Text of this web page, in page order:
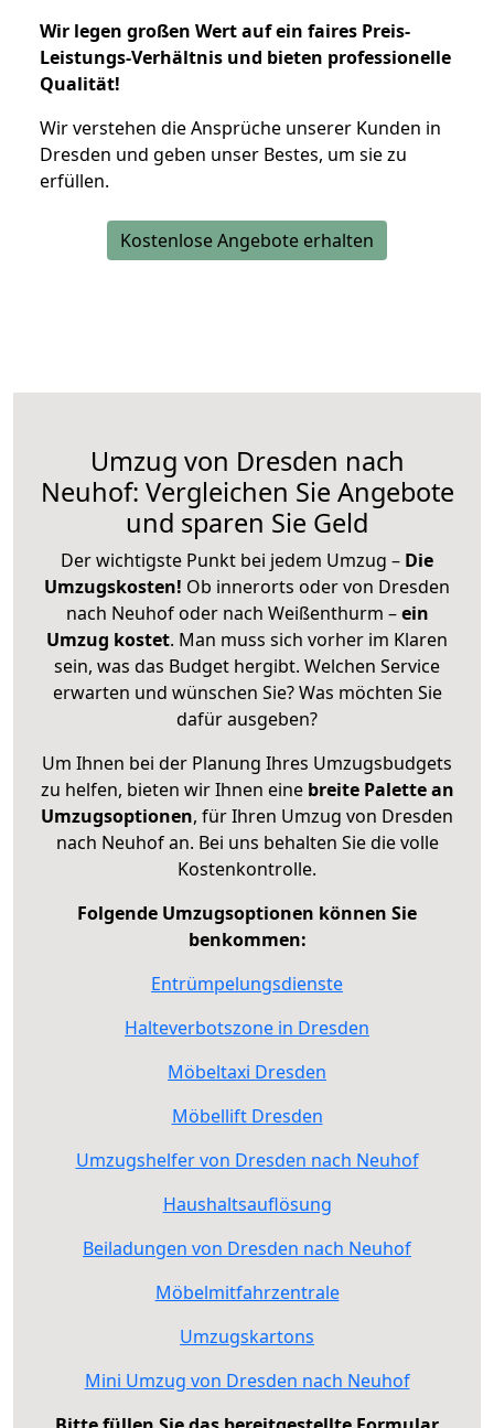
Wir legen großen Wert auf ein faires Preis-
Leistungs-Verhältnis und bieten professionelle
Qualität!
Wir verstehen die Ansprüche unserer Kunden in
Dresden und geben unser Bestes, um sie zu
erfüllen.
Kostenlose Angebote erhalten
Umzug von Dresden nach
Neuhof: Vergleichen Sie Angebote
und sparen Sie Geld
Der wichtigste Punkt bei jedem Umzug – Die
Umzugskosten! Ob innerorts oder von Dresden
nach Neuhof oder nach Weißenthurm –ein
Umzug kostet. Man muss sich vorher im Klaren
sein, was das Budget hergibt. Welchen Service
erwarten und wünschen Sie? Was möchten Sie
dafür ausgeben?
Um Ihnen bei der Planung Ihres Umzugsbudgets
zu helfen, bieten wir Ihnen eine breite Palette an
Umzugsoptionen, für Ihren Umzug von Dresden
nach Neuhof an. Bei uns behalten Sie die volle
Kostenkontrolle.
Folgende Umzugsoptionen können Sie
benkommen:
Entrümpelungsdienste
Halteverbotszone in Dresden
Möbeltaxi Dresden
Möbellift Dresden
Umzugshelfer von Dresden nach Neuhof
Haushaltsauflösung
Beiladungen von Dresden nach Neuhof
Möbelmitfahrzentrale
Umzugskartons
Mini Umzug von Dresden nach Neuhof